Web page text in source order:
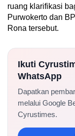
ruang klarifikasi
Purwokerto dan
Rona tersebut.
Ikuti
WhatsApp
Dapatkan
melalui Google
Cyrustimes.